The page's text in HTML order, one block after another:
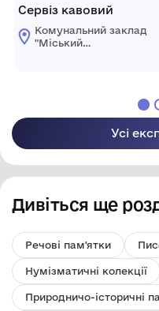
Сервіз кавовий
Комунальний заклад
"Міський
Усі
Дивіться ще
Речові пам'ятки
Нумізматичні колекції
Природничо-історичні